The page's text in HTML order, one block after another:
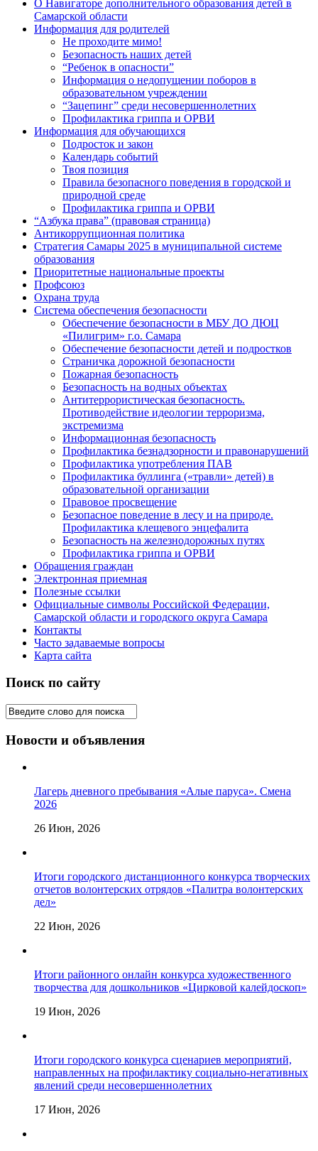
О Навигаторе дополнительного образования детей в
Самарской области
Информация для родителей
Не проходите мимо!
Безопасность наших детей
“Ребенок в опасности”
Информация о недопущении поборов в
образовательном учреждении
“Зацепинг” среди несовершеннолетних
Профилактика гриппа и ОРВИ
Информация для обучающихся
Подросток и закон
Календарь событий
Твоя позиция
Правила безопасного поведения в городской и
природной среде
Профилактика гриппа и ОРВИ
“Азбука права” (правовая страница)
Антикоррупционная политика
Стратегия Самары 2025 в муниципальной системе
образования
Приоритетные национальные проекты
Профсоюз
Охрана труда
Система обеспечения безопасности
Обеспечение безопасности в МБУ ДО ДЮЦ
«Пилигрим» г.о. Самара
Обеспечение безопасности детей и подростков
Страничка дорожной безопасности
Пожарная безопасность
Безопасность на водных объектах
Антитеррористическая безопасность.
Противодействие идеологии терроризма,
экстремизма
Информационная безопасность
Профилактика безнадзорности и правонарушений
Профилактика употребления ПАВ
Профилактика буллинга («травли» детей) в
образовательной организации
Правовое просвещение
Безопасное поведение в лесу и на природе.
Профилактика клещевого энцефалита
Безопасность на железнодорожных путях
Профилактика гриппа и ОРВИ
Обращения граждан
Электронная приемная
Полезные ссылки
Официальные символы Российской Федерации,
Самарской области и городского округа Самара
Контакты
Часто задаваемые вопросы
Карта сайта
Поиск по сайту
Новости и объявления
Лагерь дневного пребывания «Алые паруса». Смена
2026
26 Июн, 2026
Итоги городского дистанционного конкурса творческих
отчетов волонтерских отрядов «Палитра волонтерских
дел»
22 Июн, 2026
Итоги районного онлайн конкурса художественного
творчества для дошкольников «Цирковой калейдоскоп»
19 Июн, 2026
Итоги городского конкурса сценариев мероприятий,
направленных на профилактику социально-негативных
явлений среди несовершеннолетних
17 Июн, 2026